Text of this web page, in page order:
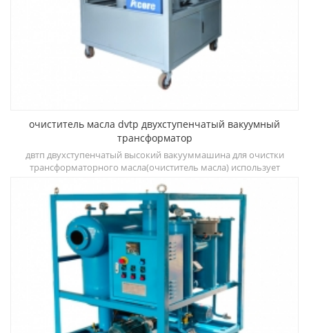
очиститель масла dvtp двухступенчатый вакуумный
трансформатор
двтп двухступенчатый высокий вакууммашина для очистки
трансформаторного масла(очиститель масла) использует
трехступенчатые системы фильтрации, которые могут быстро
улучшить диэлектрическую прочность, снизить содержание
воды, газа и частиц и других загрязнений.